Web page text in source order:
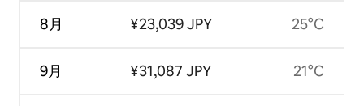
8月
9月
¥23,039 JPY
¥31,087 JPY
25°C
21°C